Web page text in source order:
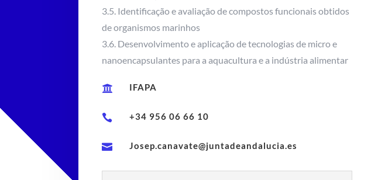
3.5. Identificação e avaliação de compostos funcionais obtidos
de organismos marinhos
3.6. Desenvolvimento e aplicação de tecnologias de micro e
nanoencapsulantes para a aquacultura e a indústria alimentar
 IFAPA
 +34 956 06 66 10
 Josep.canavate@juntadeandalucia.es